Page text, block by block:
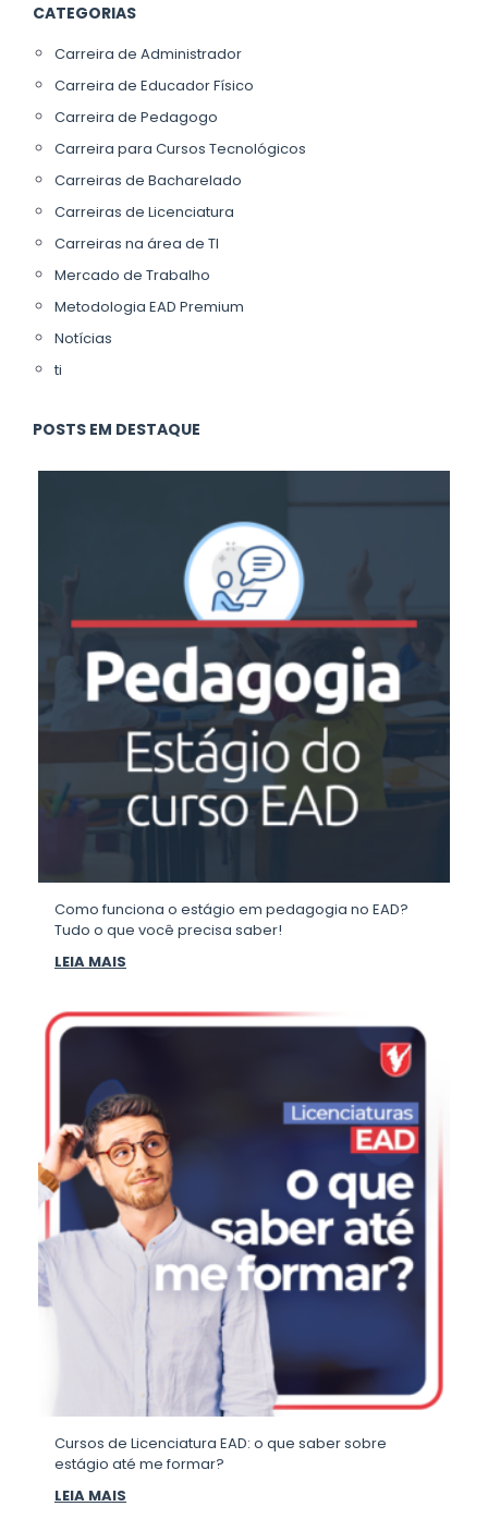
CATEGORIAS
Carreira de Administrador
Carreira de Educador Físico
Carreira de Pedagogo
Carreira para Cursos Tecnológicos
Carreiras de Bacharelado
Carreiras de Licenciatura
Carreiras na área de TI
Mercado de Trabalho
Metodologia EAD Premium
Notícias
ti
POSTS EM DESTAQUE
Como funciona o estágio em pedagogia no EAD?
Tudo o que você precisa saber!
LEIA MAIS
Cursos de Licenciatura EAD: o que saber sobre
estágio até me formar?
LEIA MAIS